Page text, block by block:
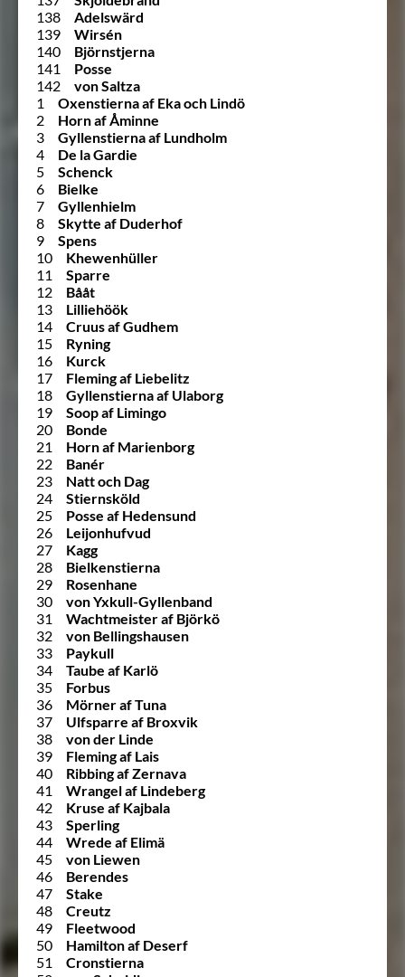
138
Adelswärd
139
Wirsén
140
Björnstjerna
141
Posse
142
von Saltza
1
Oxenstierna af Eka och Lindö
2
Horn af Åminne
3
Gyllenstierna af Lundholm
4
De la Gardie
5
Schenck
6
Bielke
7
Gyllenhielm
8
Skytte af Duderhof
9
Spens
10
Khewenhüller
11
Sparre
12
Bååt
13
Lilliehöök
14
Cruus af Gudhem
15
Ryning
16
Kurck
17
Fleming af Liebelitz
18
Gyllenstierna af Ulaborg
19
Soop af Limingo
20
Bonde
21
Horn af Marienborg
22
Banér
23
Natt och Dag
24
Stiernsköld
25
Posse af Hedensund
26
Leijonhufvud
27
Kagg
28
Bielkenstierna
29
Rosenhane
30
von Yxkull-Gyllenband
31
Wachtmeister af Björkö
32
von Bellingshausen
33
Paykull
34
Taube af Karlö
35
Forbus
36
Mörner af Tuna
37
Ulfsparre af Broxvik
38
von der Linde
39
Fleming af Lais
40
Ribbing af Zernava
41
Wrangel af Lindeberg
42
Kruse af Kajbala
43
Sperling
44
Wrede af Elimä
45
von Liewen
46
Berendes
47
Stake
48
Creutz
49
Fleetwood
50
Hamilton af Deserf
51
Cronstierna